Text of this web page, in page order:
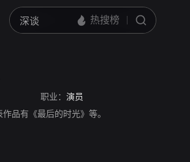
职业： 演员
作品有《最后的时光》等。